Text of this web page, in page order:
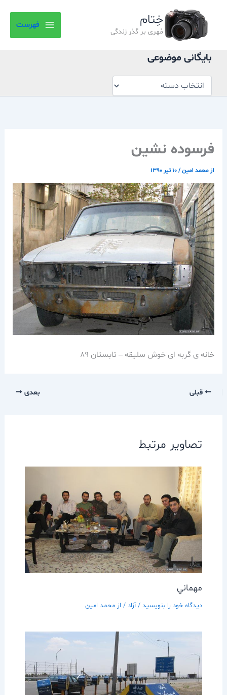
خِتام
مُهری بر گذر زندگی
فهرست
بایگانی موضوعی
موضوعی
فرسوده نشین
از محمد امین/۱۰ تیر ۱۳۹۰
خانه ی گربه ای خوش سلیقه – تابستان 89
قبلی بعدی
تصاویر مرتبط
مهماني
دیدگاه‌ خود را بنویسید /آزاد/ از محمد امین